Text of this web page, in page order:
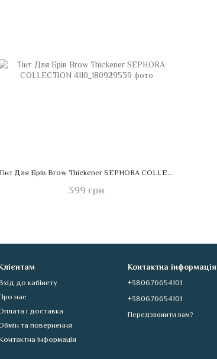
Тінт Для Брів Brow Thickener SEPHORA COLLECTION
399 грн
до кабінету
нас
і доставка
та повернення
інформація
Контактна інформація
+380676654101
+380676654101
Передзвонити вам?